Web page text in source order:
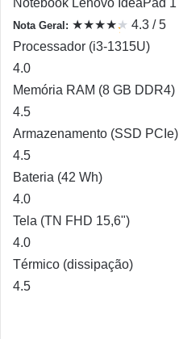
Notebook Lenovo IdeaPad 1
Nota Geral: ★★★★★
★ 4.3 / 5
Processador (i3-1315U)
4.0
Memória RAM (8 GB DDR4)
4.5
Armazenamento (SSD PCIe)
4.5
Bateria (42 Wh)
4.0
Tela (TN FHD 15,6")
4.0
Térmico (dissipação)
4.5